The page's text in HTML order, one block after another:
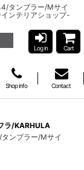
タンブラー/Mサイ
ンテリアショップ-
Log in Cart
Shop info Contact
ラ/KARHULA
ンブラー/Mサイ